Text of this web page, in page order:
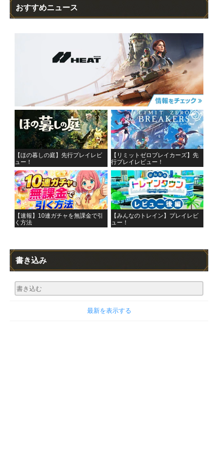
おすすめニュース
【ほの暮しの庭】先行プレイレビ
ュー！
【リミットゼロブレイカーズ】先
行プレイレビュー！
【速報】10連ガチャを無課金で引
く方法
【みんなのトレイン】プレイレビ
ュー！
書き込み
最新を表示する